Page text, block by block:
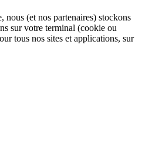
nous (et nos partenaires) stockons
sur votre terminal (cookie ou
tous nos sites et applications, sur